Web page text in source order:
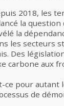
2018, les
la
la
les secteurs
Des
carbone aux
ce pour autant
de